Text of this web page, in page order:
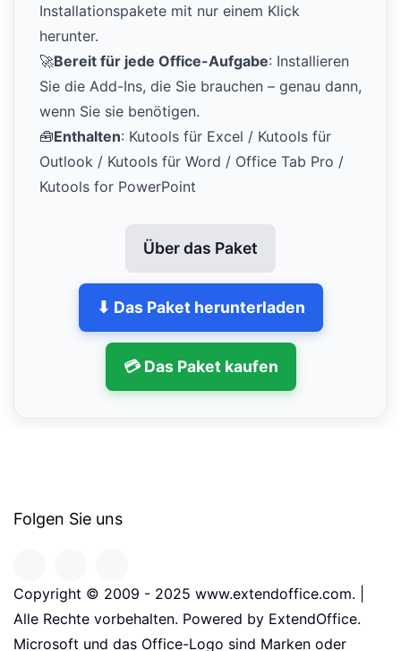
Installationspakete mit nur einem Klick
herunter.
🚀Bereit für jede Office-Aufgabe: Installieren
Sie die Add-Ins, die Sie brauchen – genau dann,
wenn Sie sie benötigen.
🧰Enthalten: Kutools für Excel / Kutools für
Outlook / Kutools für Word / Office Tab Pro /
Kutools for PowerPoint
Über das Paket
⬇ Das Paket herunterladen
💳 Das Paket kaufen
Folgen Sie uns
Copyright © 2009 - 2025 www.extendoffice.com. |
Alle Rechte vorbehalten. Powered by ExtendOffice.
Microsoft und das Office-Logo sind Marken oder